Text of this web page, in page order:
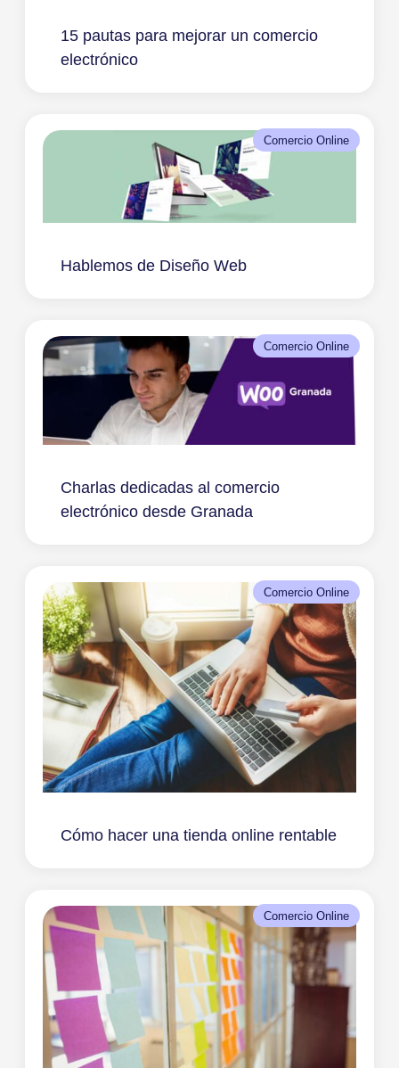
15 pautas para mejorar un comercio
electrónico
Comercio Online
Hablemos de Diseño Web
Comercio Online
Charlas dedicadas al comercio
electrónico desde Granada
Comercio Online
Cómo hacer una tienda online rentable
Comercio Online